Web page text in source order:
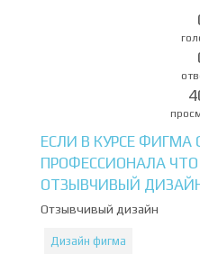
ЕСЛИ В КУРСЕ ФИГМА
ПРОФЕССИОНАЛА
ОТЗЫВЧИВЫЙ
Отзывчивый дизайн
Дизайн фигма